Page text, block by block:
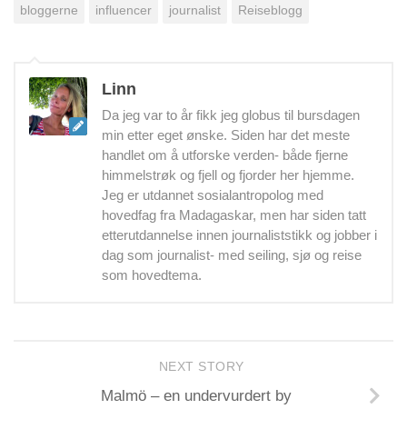
bloggerne influencer journalist Reiseblogg
Linn
Da jeg var to år fikk jeg globus til bursdagen
min etter eget ønske. Siden har det meste
handlet om å utforske verden- både fjerne
himmelstrøk og fjell og fjorder her hjemme.
Jeg er utdannet sosialantropolog med
hovedfag fra Madagaskar, men har siden tatt
etterutdannelse innen journaliststikk og jobber i
dag som journalist- med seiling, sjø og reise
som hovedtema.
NEXT STORY
Malmö – en undervurdert by